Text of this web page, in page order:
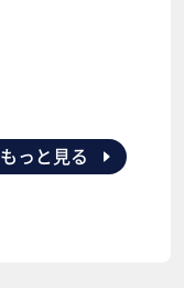
もっと見る